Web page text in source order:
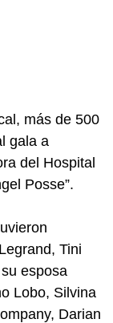
más de 500
gala a
del Hospital
Posse”.
Tini
esposa
Lobo, Silvina
Darian